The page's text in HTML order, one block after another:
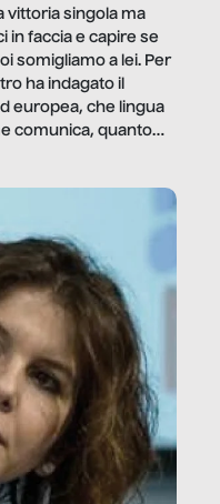
vittoria singola ma
in faccia e capire se
somigliamo a lei. Per
ha indagato il
europea, che lingua
comunica, quanto